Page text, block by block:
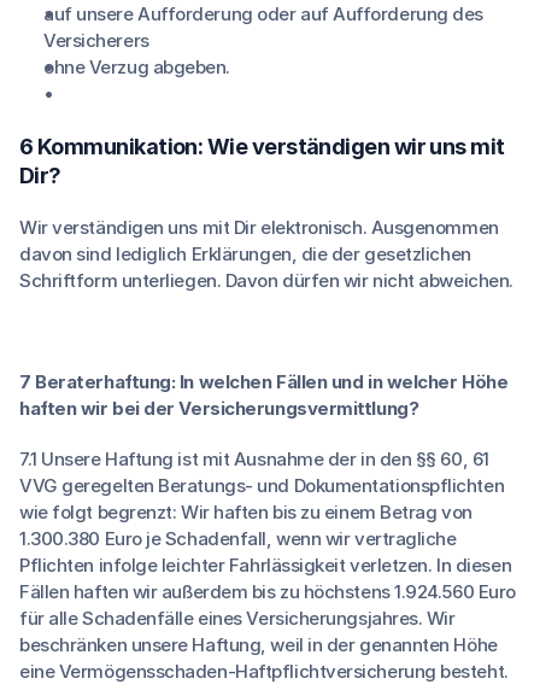
auf unsere Aufforderung oder auf Aufforderung des
Versicherers
ohne Verzug abgeben.
6 Kommunikation: Wie verständigen wir uns mit
Dir?
Wir verständigen uns mit Dir elektronisch. Ausgenommen
davon sind lediglich Erklärungen, die der gesetzlichen
Schriftform unterliegen. Davon dürfen wir nicht abweichen.
7 Beraterhaftung: In welchen Fällen und in welcher Höhe
haften wir bei der Versicherungsvermittlung?
7.1 Unsere Haftung ist mit Ausnahme der in den §§ 60, 61
VVG geregelten Beratungs- und Dokumentationspflichten
wie folgt begrenzt: Wir haften bis zu einem Betrag von
1.300.380 Euro je Schadenfall, wenn wir vertragliche
Pflichten infolge leichter Fahrlässigkeit verletzen. In diesen
Fällen haften wir außerdem bis zu höchstens 1.924.560 Euro
für alle Schadenfälle eines Versicherungsjahres. Wir
beschränken unsere Haftung, weil in der genannten Höhe
eine Vermögensschaden-Haftpflichtversicherung besteht.